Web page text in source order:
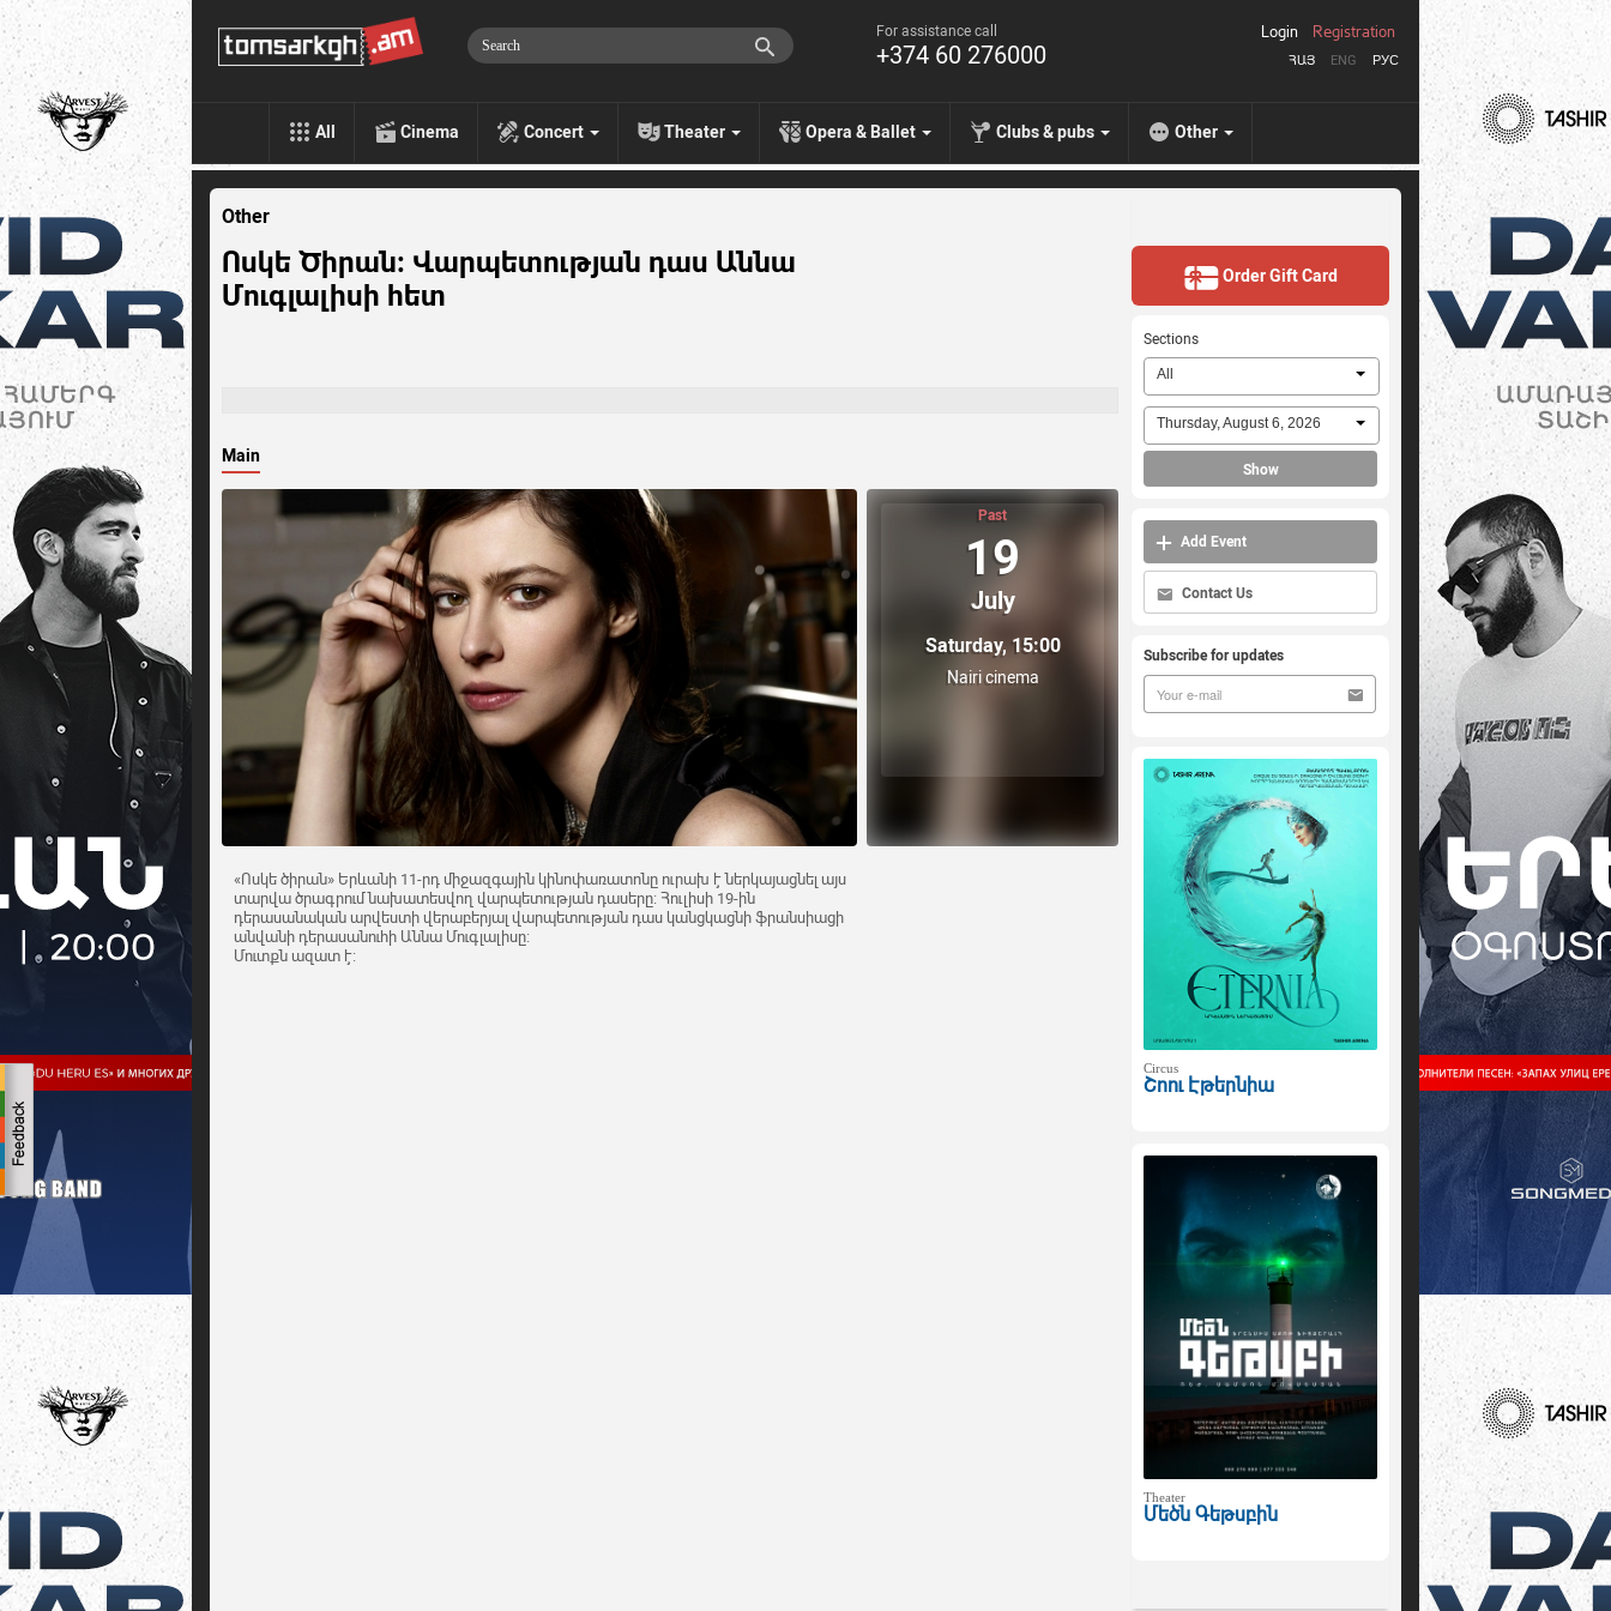
For assistance call
+374 60 276000 ՀԱՅ ENG РУС
Login Registration
All Cinema Concert Theater Opera & Ballet Clubs & pubs Other
Other
Ոսկե Ծիրան: Վարպետության դաս Աննա
Մուգլալիսի հետ
Main
Past
19
July
Saturday, 15:00
Nairi cinema
«Ոսկե ծիրան» Երևանի 11-րդ միջազգային կինոփառատոնը ուրախ է ներկայացնել այս
տարվա ծրագրում նախատեսվող վարպետության դասերը: Հուլիսի 19-ին
դերասանական արվեստի վերաբերյալ վարպետության դաս կանցկացնի ֆրանսիացի
անվանի դերասանուհի Աննա Մուգլալիսը:
Մուտքն ազատ է:
Order Gift Card
Sections
All
Thursday, August 6, 2026
Show
Add Event
Contact Us
Subscribe for updates
Circus
Շոու Էթերնիա
Theater
Մեծն Գեթսբին